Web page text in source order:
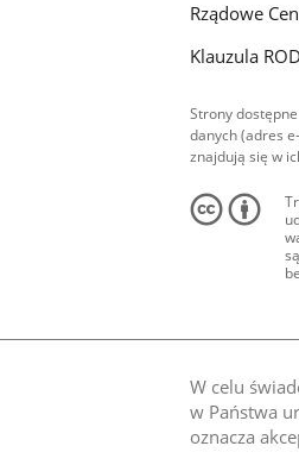
W celu
w Państwa
oznacza
Rządowe
Klauzula
Strony
danych (adres
znajdują się w